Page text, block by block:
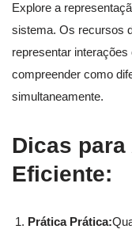
Explore a
sistema. Os recursos
representar
compreender como
simultaneamente.
Dicas
Eficiente:
Prática Prática: